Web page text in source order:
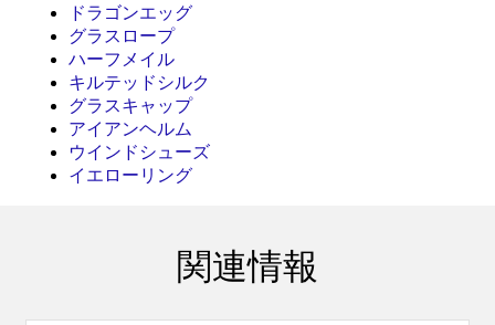
ドラゴンエッグ
グラスロープ
ハーフメイル
キルテッドシルク
グラスキャップ
アイアンヘルム
ウインドシューズ
イエローリング
関連情報